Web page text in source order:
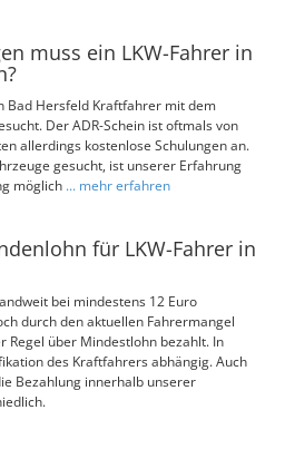
muss ein LKW-Fahrer in
Bad Hersfeld Kraftfahrer mit dem
Der ADR-Schein ist oftmals von
allerdings kostenlose Schulungen an.
gesucht, ist unserer Erfahrung
möglich ... mehr erfahren
für LKW-Fahrer in
bei mindestens 12 Euro
durch den aktuellen Fahrermangel
Regel über Mindestlohn bezahlt. In
des Kraftfahrers abhängig. Auch
Bezahlung innerhalb unserer